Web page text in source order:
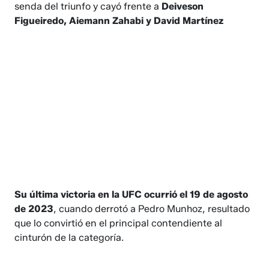
senda del triunfo y cayó frente a Deiveson
Figueiredo, Aiemann Zahabi y David Martínez
Su última victoria en la UFC ocurrió el 19 de agosto
de 2023, cuando derrotó a Pedro Munhoz, resultado
que lo convirtió en el principal contendiente al
cinturón de la categoría.